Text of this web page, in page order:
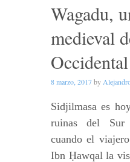
Wagadu,
medieval
8 marzo, 2017by
Sidjilmasa es
ruinas del Sur
cuando el
Ibn Ḥawqal la